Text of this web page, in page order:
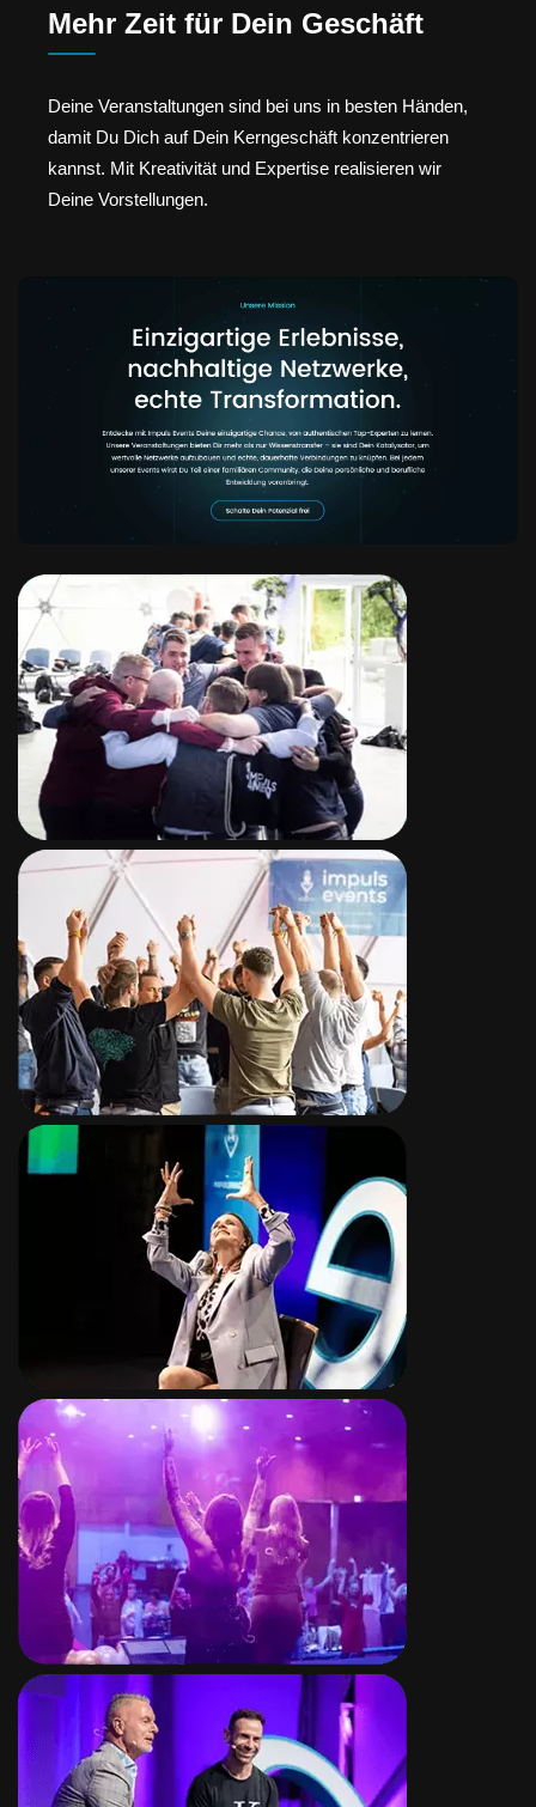
Mehr Zeit für Dein Geschäft
Deine Veranstaltungen sind bei uns in besten Händen,
damit Du Dich auf Dein Kerngeschäft konzentrieren
kannst. Mit Kreativität und Expertise realisieren wir
Deine Vorstellungen.